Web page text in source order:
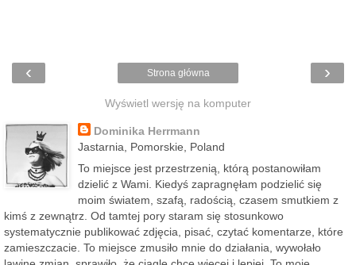
‹ ›
Strona główna
Wyświetl wersję na komputer
Dominika Herrmann
Jastarnia, Pomorskie, Poland
To miejsce jest przestrzenią, którą postanowiłam
dzielić z Wami. Kiedyś zapragnęłam podzielić się
moim światem, szafą, radością, czasem smutkiem z
kimś z zewnątrz. Od tamtej pory staram się stosunkowo
systematycznie publikować zdjęcia, pisać, czytać komentarze, które
zamieszczacie. To miejsce zmusiło mnie do działania, wywołało